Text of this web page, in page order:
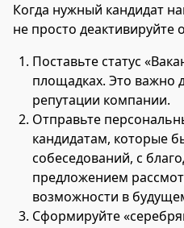
Когда нужный кандидат
не просто деактивируйте
Поставьте статус
площадках. Это важно
репутации компании.
Отправьте
кандидатам, которые
собеседований, с
предложением
возможности в
Сформируйте